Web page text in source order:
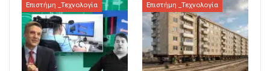
Επιστήμη _Τεχνολογία Επιστήμη _Τεχνολογία